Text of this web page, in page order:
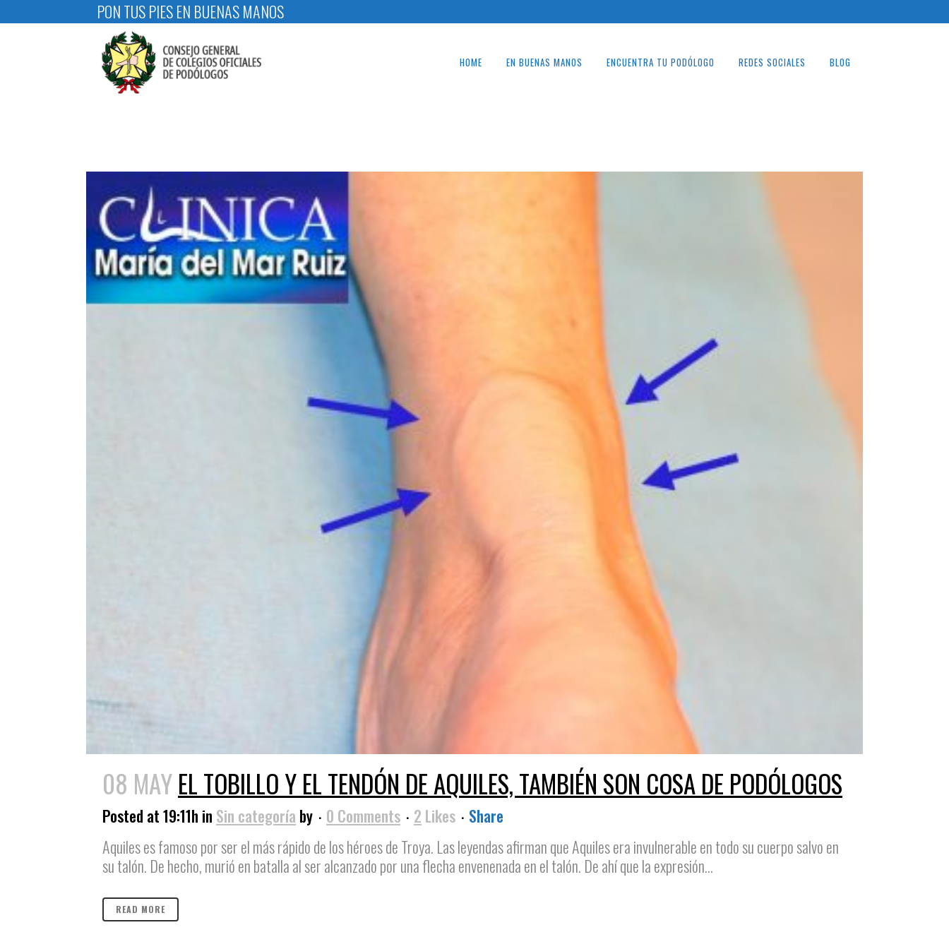
PON TUS PIES EN BUENAS MANOS
HOME EN BUENAS MANOS ENCUENTRA TU PODÓLOGO REDES SOCIALES BLOG
08 MAYEL TOBILLO Y EL TENDÓN DE AQUILES, TAMBIÉN SON COSA DE PODÓLOGOS
Posted at 19:11h in Sin categoría by 0 Comments 2 Likes
Share
Aquiles es famoso por ser el más rápido de los héroes de Troya. Las leyendas afirman que Aquiles era invulnerable en todo su cuerpo salvo en
su talón. De hecho, murió en batalla al ser alcanzado por una flecha envenenada en el talón. De ahí que la expresión...
READ MORE